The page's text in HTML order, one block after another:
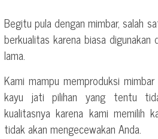
Begitu pula dengan mimbar, salah
berkualitas karena biasa
lama.
Kami mampu memproduksi
kayu jati pilihan yang tentu
kualitasnya karena kami memilih
tidak akan mengecewakan Anda.